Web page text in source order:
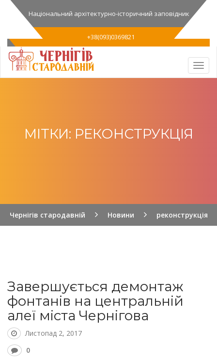
Національний архітектурно-історичний заповідник
+38(093)0369821
МІТКИ: РЕКОНСТРУКЦІЯ
Чернігів стародавній Новини реконструкція
Завершується демонтаж
фонтанів на центральній
алеї міста Чернігова
Листопад 2, 2017
0